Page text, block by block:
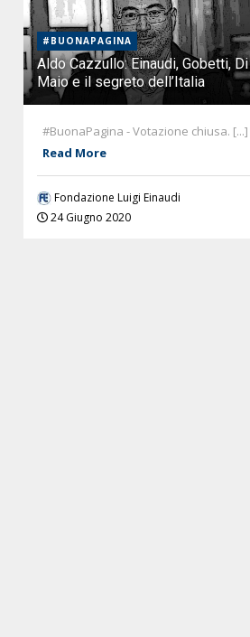
#BUONAPAGINA
Aldo Cazzullo: Einaudi, Gobetti, Di
Maio e il segreto dell’Italia
#BuonaPagina - Votazione chiusa. [...]
Read More
Fondazione Luigi Einaudi
24 Giugno 2020